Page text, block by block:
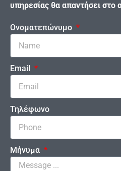
υπηρεσίας θα απαντήσει στο
Ονοματεπώνυμο
Email
Τηλέφωνο
Μήνυμα